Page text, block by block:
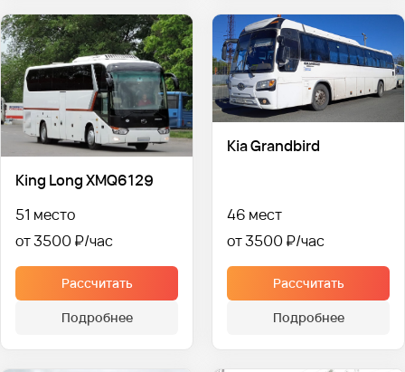
King Long XMQ6129
51 место
от 3500 ₽
Рассчитать
Подробнее
Kia Grandbird
46 мест
от 3500 ₽
Рассчитать
Подробнее